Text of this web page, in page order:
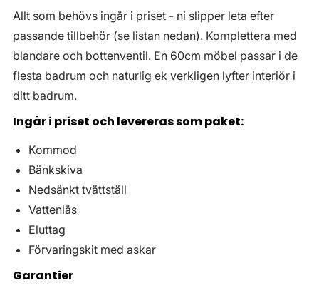
Allt som behövs ingår i priset - ni slipper leta efter
passande tillbehör (se listan nedan). Komplettera med
blandare och bottenventil. En 60cm möbel passar i de
flesta badrum och naturlig ek verkligen lyfter interiör i
ditt badrum.
Ingår i priset och levereras som paket:
Kommod
Bänkskiva
Nedsänkt tvättställ
Vattenlås
Eluttag
Förvaringskit med askar
Garantier